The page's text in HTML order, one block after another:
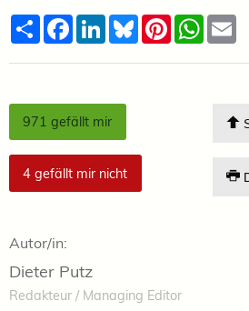
TeilenFacebook
LinkedInBlueskyPinterest
971 gefällt mir
4 gefällt mir nicht
Autor/in:
Dieter Putz
Redakteur / Managing Editor